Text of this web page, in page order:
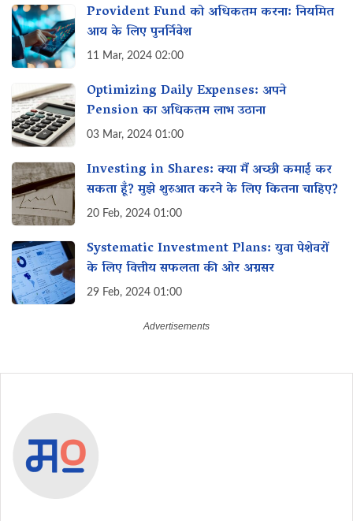
Provident Fund को अधिकतम करना: नियमित
आय के लिए पुनर्निवेश
11 Mar, 2024 02:00
Optimizing Daily Expenses: अपने
Pension का अधिकतम लाभ उठाना
03 Mar, 2024 01:00
Investing in Shares: क्या मैं अच्छी कमाई कर
सकता हूँ? मुझे शुरुआत करने के लिए कितना चाहिए?
20 Feb, 2024 01:00
Systematic Investment Plans: युवा पेशेवरों
के लिए वित्तीय सफलता की ओर अग्रसर
29 Feb, 2024 01:00